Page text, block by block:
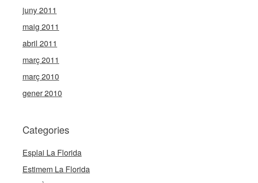
juny 2011
maig 2011
abril 2011
març 2011
març 2010
gener 2010
Categories
Esplai La Florida
Estimem La Florida